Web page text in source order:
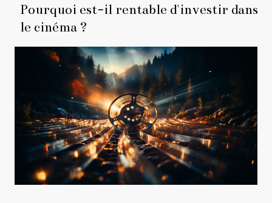
Pourquoi est-il rentable d'investir dans
le cinéma ?